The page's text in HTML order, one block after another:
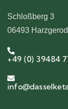
Schloßberg 3
06493
+49 (0) 39484